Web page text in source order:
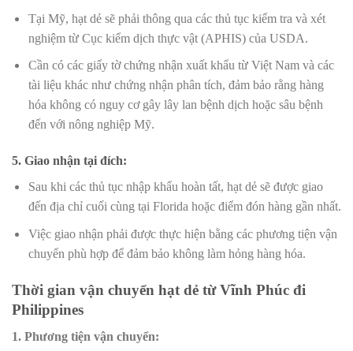
Tại Mỹ, hạt dẻ sẽ phải thông qua các thủ tục kiểm tra và xét
nghiệm từ Cục kiểm dịch thực vật (APHIS) của USDA.
Cần có các giấy tờ chứng nhận xuất khẩu từ Việt Nam và các
tài liệu khác như chứng nhận phân tích, đảm bảo rằng hàng
hóa không có nguy cơ gây lây lan bệnh dịch hoặc sâu bệnh
đến với nông nghiệp Mỹ.
5. Giao nhận tại đích:
Sau khi các thủ tục nhập khẩu hoàn tất, hạt dẻ sẽ được giao
đến địa chỉ cuối cùng tại Florida hoặc điểm đón hàng gần nhất.
Việc giao nhận phải được thực hiện bằng các phương tiện vận
chuyển phù hợp để đảm bảo không làm hỏng hàng hóa.
Thời gian vận chuyển hạt dẻ từ Vĩnh Phúc đi
Philippines
1. Phương tiện vận chuyển: